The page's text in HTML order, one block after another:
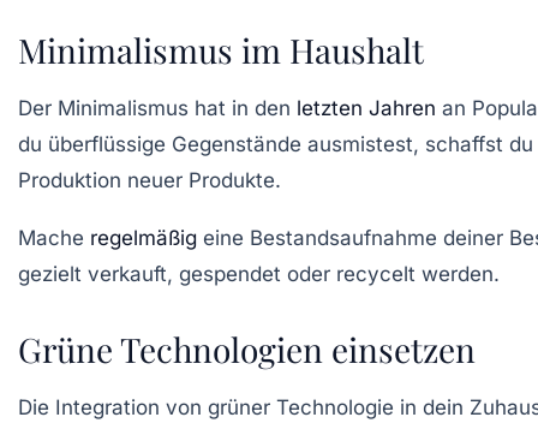
Minimalismus im Haushalt
Der Minimalismus hat in den letzten Jahren an
du überflüssige Gegenstände ausmistest, schaffst
Produktion neuer Produkte.
Mache regelmäßig eine Bestandsaufnahme deiner
gezielt verkauft, gespendet oder recycelt werden.
Grüne Technologien einsetzen
Die Integration von grüner Technologie in dein